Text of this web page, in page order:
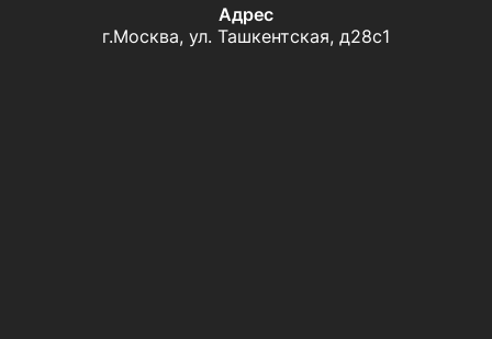
Адрес
г.Москва, ул. Ташкентская, д28с1